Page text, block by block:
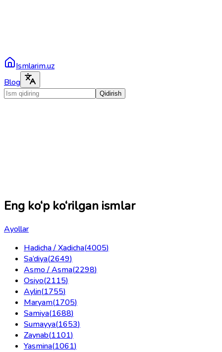
Ismlarim.uz
Blog
Qidirish
Eng ko‘p ko‘rilgan ismlar
Ayollar
Hadicha / Xadicha(4005)
Sa’diya(2649)
Asmo / Asma(2298)
Osiyo(2115)
Aylin(1755)
Maryam(1705)
Samiya(1688)
Sumayya(1653)
Zaynab(1101)
Yasmina(1061)